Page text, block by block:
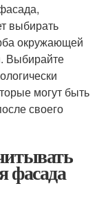
выбирать
окружающей
Выбирайте
могут быть
своего
фасада